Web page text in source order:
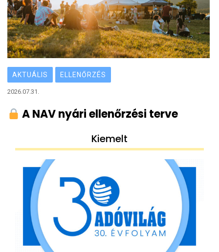
AKTUÁLIS ELLENŐRZÉS
2026.07.31.
A NAV nyári ellenőrzési terve
Kiemelt